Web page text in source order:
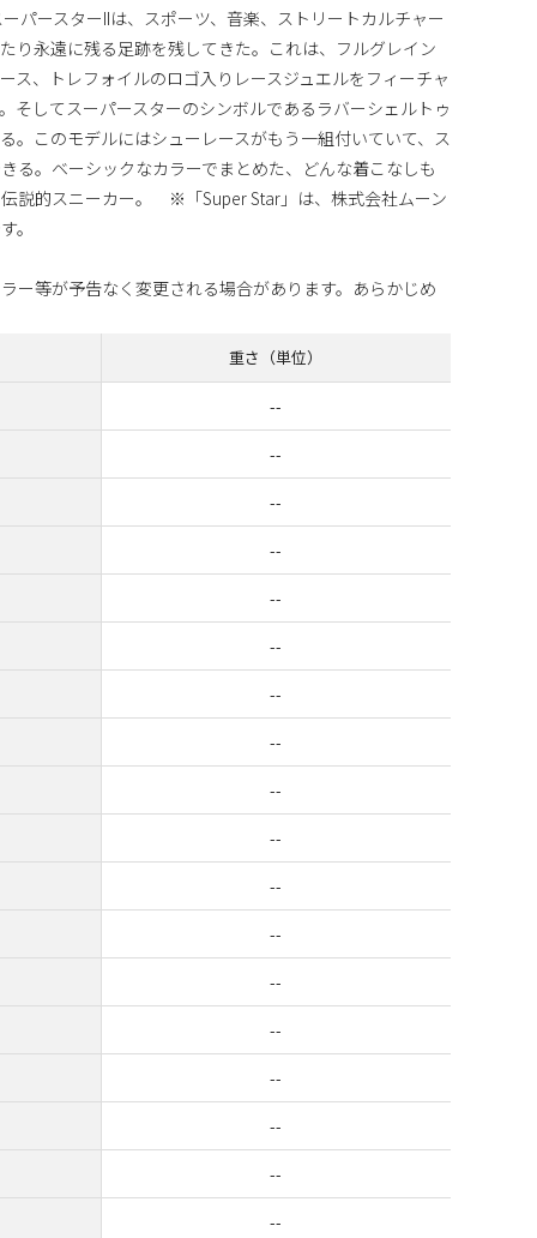
パースターIIは、スポーツ、音楽、ストリートカルチャー
り永遠に残る足跡を残してきた。これは、フルグレイン
ス、トレフォイルのロゴ入りレースジュエルをフィーチャ
そしてスーパースターのシンボルであるラバーシェルトゥ
。このモデルにはシューレースがもう一組付いていて、ス
る。ベーシックなカラーでまとめた、どんな着こなしも
説的スニーカー。 ※「Super Star」は、株式会社ムーン
。
ー等が予告なく変更される場合があります。あらかじめ
重さ（単位）
--
--
--
--
--
--
--
--
--
--
--
--
--
--
--
--
--
--